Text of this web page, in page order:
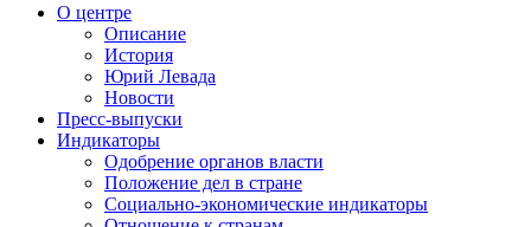
О центре
Описание
История
Юрий Левада
Новости
Пресс-выпуски
Индикаторы
Одобрение органов власти
Положение дел в стране
Социально-экономические индикаторы